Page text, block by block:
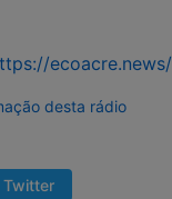
ecoacre.news/
desta rádio
Twitter